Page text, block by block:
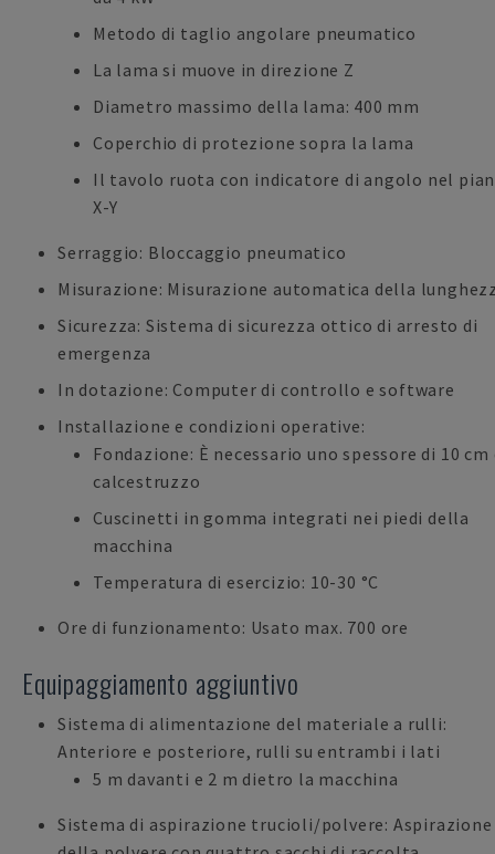
Metodo di taglio angolare pneumatico
La lama si muove in direzione Z
Diametro massimo della lama: 400 mm
Coperchio di protezione sopra la lama
Il tavolo ruota con indicatore di angolo nel
X-Y
Serraggio: Bloccaggio pneumatico
Misurazione: Misurazione automatica della
Sicurezza: Sistema di sicurezza ottico di arresto di
emergenza
In dotazione: Computer di controllo e software
Installazione e condizioni operative:
Fondazione: È necessario uno spessore di 10 cm
calcestruzzo
Cuscinetti in gomma integrati nei piedi della
macchina
Temperatura di esercizio: 10-30 °C
Ore di funzionamento: Usato max. 700 ore
Equipaggiamento aggiuntivo
Sistema di alimentazione del materiale a rulli:
Anteriore e posteriore, rulli su entrambi i lati
5 m davanti e 2 m dietro la macchina
Sistema di aspirazione trucioli/polvere: Aspirazione